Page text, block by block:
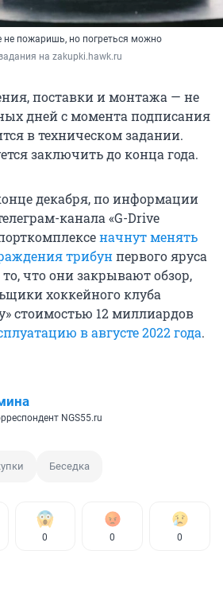
пожаришь, но погреться можно
на zakupki.hawk.ru
поставки и монтажа — не
дней с момента подписания
в техническом задании.
заключить до конца года.
декабря, по информации
канала «G-Drive
начнут менять
трибунпервого яруса
что они закрывают обзор,
хоккейного клуба
стоимостью 12 миллиардов
в августе 2022 года.
NGS55.ru
Беседка
0 0 0